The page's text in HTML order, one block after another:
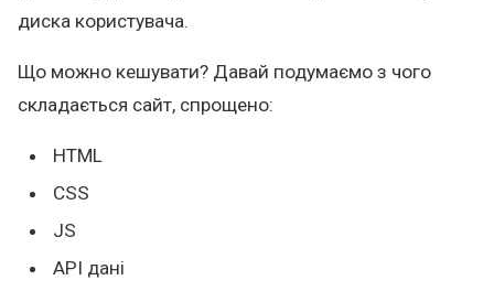
диска користувача.
Що можно кешувати? Давай подумаємо з чого
складається сайт, спрощено:
HTML
CSS
JS
API дані